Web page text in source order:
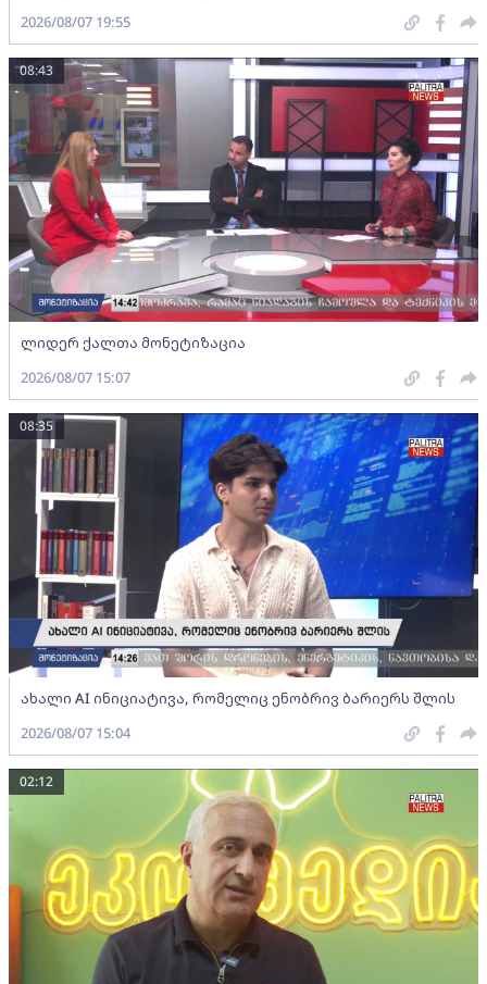
2026/08/07 19:55
ლიდერ ქალთა მონეტიზაცია
08:43
2026/08/07 15:07
ახალი AI ინიციატივა, რომელიც ენობრივ ბარიერს შლის
08:35
2026/08/07 15:04
02:12